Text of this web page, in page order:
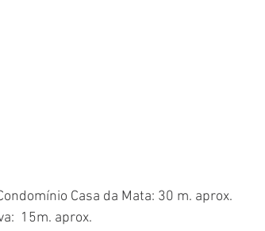
Casa da Mata: 30 m. aprox.
15m. aprox.